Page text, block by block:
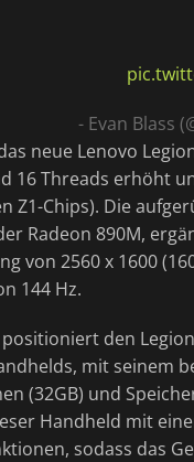
- Evan Blass
neue Lenovo
16 Threads erhöht
Z1-Chips). Die
Radeon 890M,
von 2560 x 1600
144 Hz.
den
mit seinem
(32GB) und
Handheld mit
sodass das